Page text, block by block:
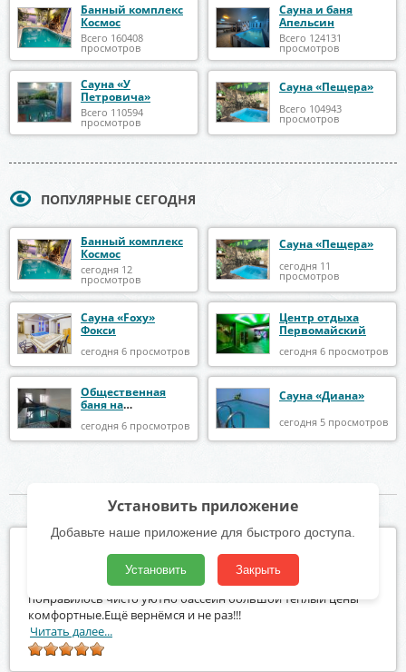
Банный комплекс
Космос
Всего 160408
просмотров
Сауна и баня
Апельсин
Всего 124131
просмотров
Сауна «У
Петровича»
Всего 110594
просмотров
Сауна «Пещера»
Всего 104943
просмотров
ПОПУЛЯРНЫЕ СЕГОДНЯ
Банный комплекс
Космос
сегодня 12
просмотров
Сауна «Пещера»
сегодня 11
просмотров
Сауна «Foxy»
Фокси
сегодня 6 просмотров
Центр отдыха
Первомайский
сегодня 6 просмотров
Общественная
баня на
сегодня 6 просмотров
Сауна «Диана»
сегодня 5 просмотров
Отдыхали семьёй 31.07.2026г.в синем зале всё очень
понравилось чисто уютно бассеин большой теплый цены
комфортные.Ещё вернёмся и не раз!!!
Читать далее...
Установить приложение
Добавьте наше приложение для быстрого доступа.
Установить Закрыть